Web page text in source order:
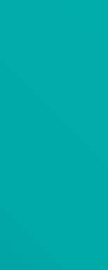
ZERO TRUST